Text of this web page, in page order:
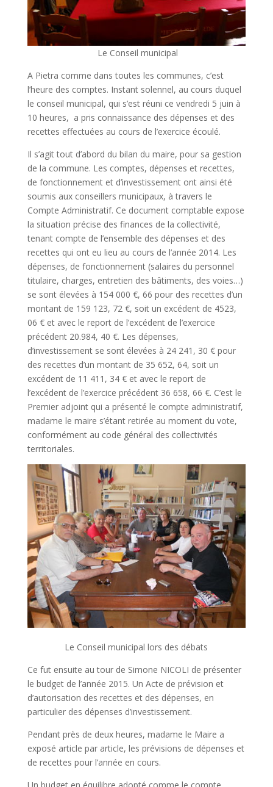
Le Conseil municipal
A Pietra comme dans toutes les communes, c’est
l’heure des comptes. Instant solennel, au cours duquel
le conseil municipal, qui s’est réuni ce vendredi 5 juin à
10 heures, a pris connaissance des dépenses et des
recettes effectuées au cours de l’exercice écoulé.
Il s’agit tout d’abord du bilan du maire, pour sa gestion
de la commune. Les comptes, dépenses et recettes,
de fonctionnement et d’investissement ont ainsi été
soumis aux conseillers municipaux, à travers le
Compte Administratif. Ce document comptable expose
la situation précise des finances de la collectivité,
tenant compte de l’ensemble des dépenses et des
recettes qui ont eu lieu au cours de l’année 2014. Les
dépenses, de fonctionnement (salaires du personnel
titulaire, charges, entretien des bâtiments, des voies…)
se sont élevées à 154 000 €, 66 pour des recettes d’un
montant de 159 123, 72 €, soit un excédent de 4523,
06 € et avec le report de l’excédent de l’exercice
précédent 20.984, 40 €. Les dépenses,
d’investissement se sont élevées à 24 241, 30 € pour
des recettes d’un montant de 35 652, 64, soit un
excédent de 11 411, 34 € et avec le report de
l’excédent de l’exercice précédent 36 658, 66 €. C’est le
Premier adjoint qui a présenté le compte administratif,
madame le maire s’étant retirée au moment du vote,
conformément au code général des collectivités
territoriales.
Le Conseil municipal lors des débats
Ce fut ensuite au tour de Simone NICOLI de présenter
le budget de l’année 2015. Un Acte de prévision et
d’autorisation des recettes et des dépenses, en
particulier des dépenses d’investissement.
Pendant près de deux heures, madame le Maire a
exposé article par article, les prévisions de dépenses et
de recettes pour l’année en cours.